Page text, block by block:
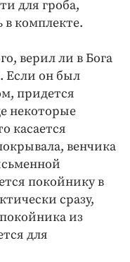
для гроба,
комплекте.
верил ли в Бога
Если он был
придется
некоторые
касается
венчика
покойнику в
сразу,
из
для